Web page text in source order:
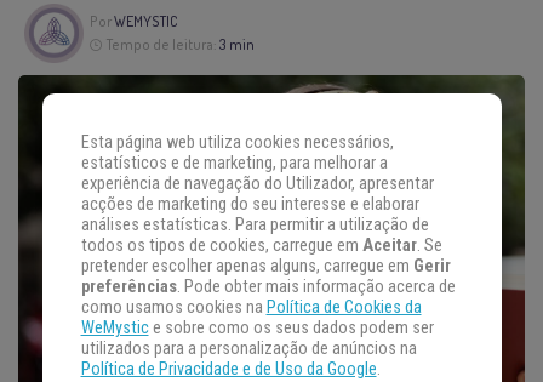
PorWEMYSTIC
Tempo de leitura: 3 min
Esta página web utiliza cookies necessários,
estatísticos e de marketing, para melhorar a
experiência de navegação do Utilizador, apresentar
acções de marketing do seu interesse e elaborar
análises estatísticas. Para permitir a utilização de
todos os tipos de cookies, carregue em Aceitar. Se
pretender escolher apenas alguns, carregue em Gerir
preferências. Pode obter mais informação acerca de
como usamos cookies na Política de Cookies da
WeMystice sobre como os seus dados podem ser
utilizados para a personalização de anúncios na
Política de Privacidade e de Uso da Google.